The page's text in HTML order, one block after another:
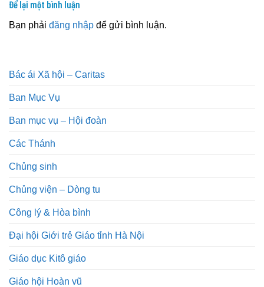
Để lại một bình luận
Bạn phải đăng nhập để gửi bình luận.
Bác ái Xã hội – Caritas
Ban Mục Vụ
Ban mục vụ – Hội đoàn
Các Thánh
Chủng sinh
Chủng viện – Dòng tu
Công lý & Hòa bình
Đại hội Giới trẻ Giáo tỉnh Hà Nội
Giáo dục Kitô giáo
Giáo hội Hoàn vũ